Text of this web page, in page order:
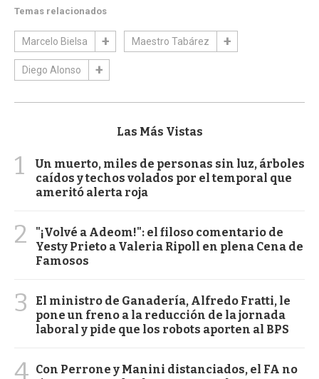
Temas relacionados
Marcelo Bielsa Maestro Tabárez
Diego Alonso
Las Más Vistas
1
Un muerto, miles de personas sin luz, árboles
caídos y techos volados por el temporal que
ameritó alerta roja
2
"¡Volvé a Adeom!": el filoso comentario de
Yesty Prieto a Valeria Ripoll en plena Cena de
Famosos
3
El ministro de Ganadería, Alfredo Fratti, le
pone un freno a la reducción de la jornada
laboral y pide que los robots aporten al BPS
4 Con Perrone y Manini distanciados, el FA no